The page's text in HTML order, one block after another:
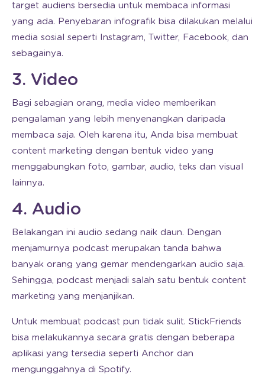
target audiens bersedia untuk membaca informasi
yang ada. Penyebaran infografik bisa dilakukan melalui
media sosial seperti Instagram, Twitter, Facebook, dan
sebagainya.
3. Video
Bagi sebagian orang, media video memberikan
pengalaman yang lebih menyenangkan daripada
membaca saja. Oleh karena itu, Anda bisa membuat
content marketing dengan bentuk video yang
menggabungkan foto, gambar, audio, teks dan visual
lainnya.
4. Audio
Belakangan ini audio sedang naik daun. Dengan
menjamurnya podcast merupakan tanda bahwa
banyak orang yang gemar mendengarkan audio saja.
Sehingga, podcast menjadi salah satu bentuk content
marketing yang menjanjikan.
Untuk membuat podcast pun tidak sulit. StickFriends
bisa melakukannya secara gratis dengan beberapa
aplikasi yang tersedia seperti Anchor dan
mengunggahnya di Spotify.